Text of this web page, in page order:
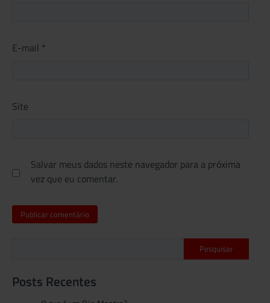
E-mail *
Site
Salvar meus dados neste navegador para a próxima
vez que eu comentar.
Pesquisar
Posts Recentes